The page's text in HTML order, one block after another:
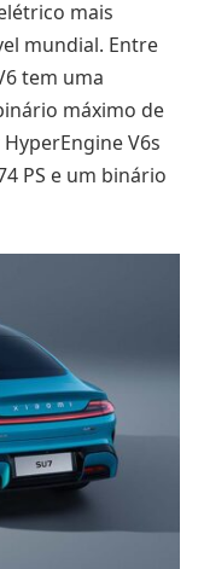
mais
mundial. Entre
tem uma
máximo de
V6s
PS e um binário